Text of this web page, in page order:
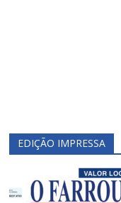
EDIÇÃO IMPRESSA